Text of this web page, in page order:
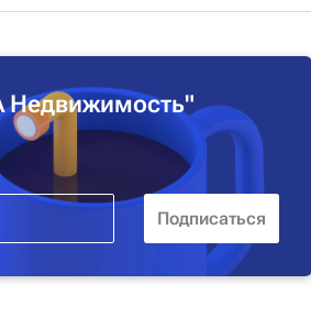
Недвижимость"